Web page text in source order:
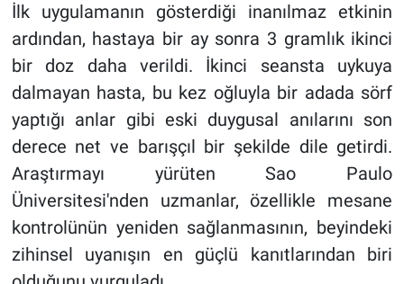
İlk uygulamanın gösterdiği inanılmaz etkinin
ardından, hastaya bir ay sonra 3 gramlık ikinci
bir doz daha verildi. İkinci seansta uykuya
dalmayan hasta, bu kez oğluyla bir adada sörf
yaptığı anlar gibi eski duygusal anılarını son
derece net ve barışçıl bir şekilde dile getirdi.
Araştırmayı yürüten Sao Paulo
Üniversitesi'nden uzmanlar, özellikle mesane
kontrolünün yeniden sağlanmasının, beyindeki
zihinsel uyanışın en güçlü kanıtlarından biri